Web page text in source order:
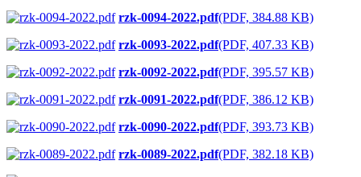
rzk-0094-2022.pdf(PDF, 384.88 KB)
rzk-0093-2022.pdf(PDF, 407.33 KB)
rzk-0092-2022.pdf(PDF, 395.57 KB)
rzk-0091-2022.pdf(PDF, 386.12 KB)
rzk-0090-2022.pdf(PDF, 393.73 KB)
rzk-0089-2022.pdf(PDF, 382.18 KB)